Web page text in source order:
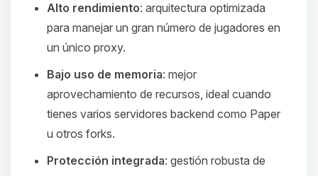
Alto rendimiento: arquitectura optimizada
para manejar un gran número de jugadores en
un único proxy.
Bajo uso de memoria: mejor
aprovechamiento de recursos, ideal cuando
tienes varios servidores backend como Paper
u otros forks.
Protección integrada: gestión robusta de